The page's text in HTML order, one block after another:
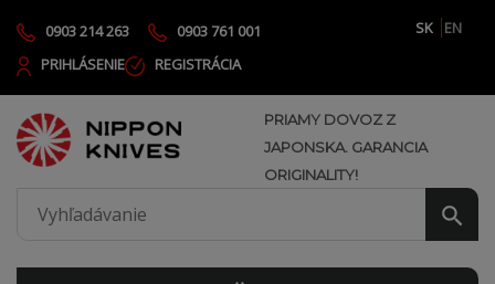
0903 214 263 0903 761 001 SK
EN
PRIHLÁSENIE
REGISTRÁCIA
PRIAMY DOVOZ Z
JAPONSKA. GARANCIA
ORIGINALITY!